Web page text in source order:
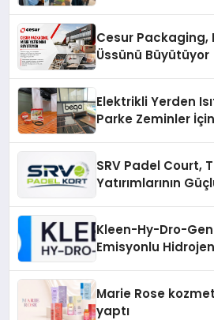
Cesur Packaging,
Üssünü Büyütüyor
Elektrikli Yerden
Parke Zeminler
SRV Padel Court,
Yatırımlarının
Kleen-Hy-Dro-Gen
Emisyonlu
Marie Rose
yaptı